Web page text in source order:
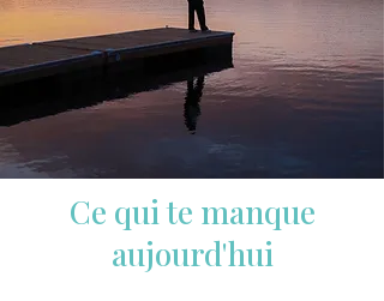
Ce qui te manque
aujourd'hui